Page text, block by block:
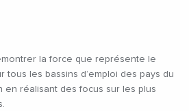
la force que représente le
tous les bassins d’emploi des pays du
en réalisant des focus sur les plus